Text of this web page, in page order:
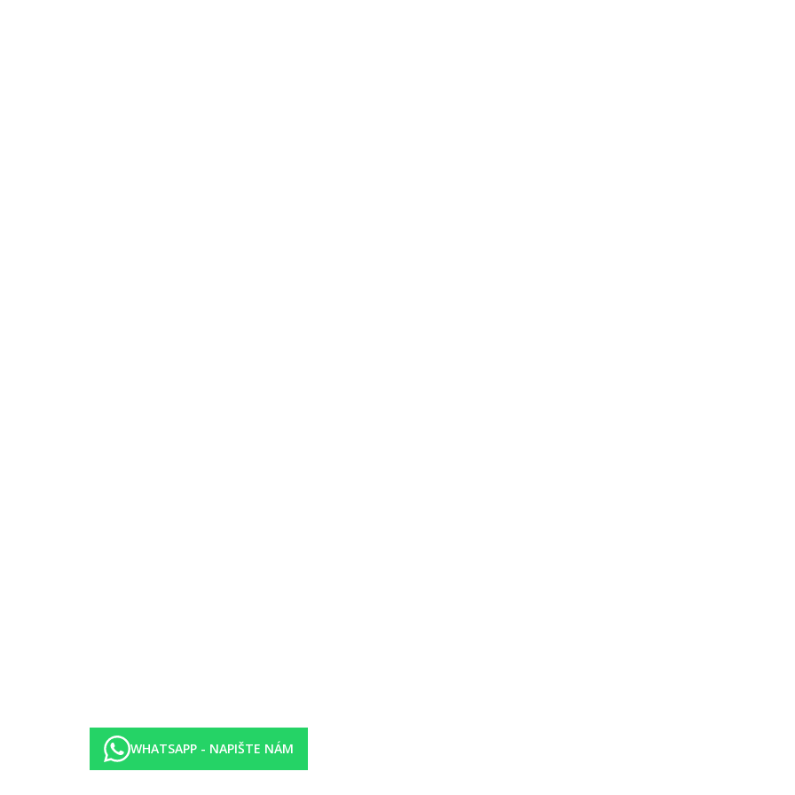
uvedené vybavení)
kuchyně, široká nabídka studených i teplých předkrmů, hlavních chodů, salátů i dezertů (12.30-14.30 hod.)
kuchyně (19.00-22.00 hod.)
hod.)
WHATSAPP - NAPIŠTE NÁM